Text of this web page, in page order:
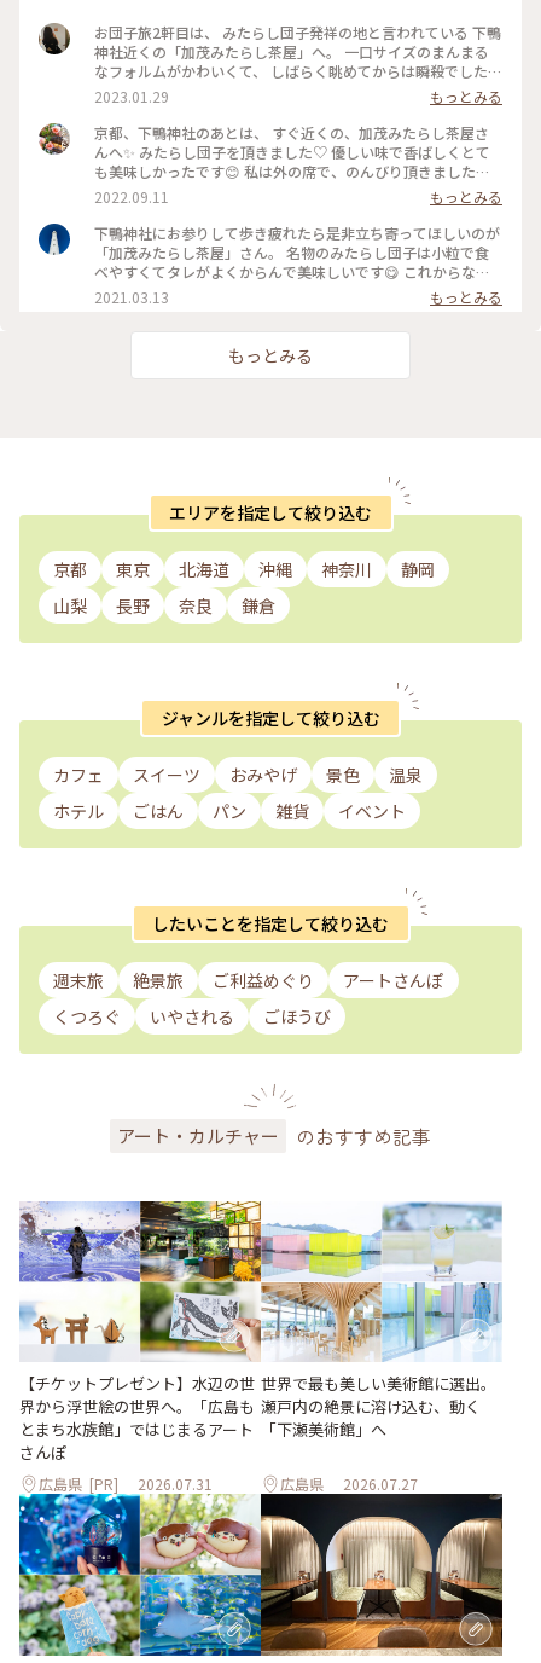
お団子旅2軒目は、 みたらし団子発祥の地と言われている 下鴨
神社近くの「加茂みたらし茶屋」へ。 一口サイズのまんまる
なフォルムがかわいくて、 しばらく眺めてからは瞬殺でした。
頭が飛び出てるのも愛らしい。 スプーンもついていて餡も余
すことなくいただきました。 そしてお団子旅は3軒目へ〜 #京
都 #みたらし団子 #下鴨神社 #Myことりっぷ
2023.01.29
もっとみる
京都、下鴨神社のあとは、 すぐ近くの、加茂みたらし茶屋さ
んへ✨ みたらし団子を頂きました♡ 優しい味で香ばしくとて
も美味しかったです😊 私は外の席で、のんびり頂きました🌿
ごちそうさまでした✨ #加茂みたらし茶屋 #みたらし団子 #加
茂みたらし団子 #下鴨神社 #京都 #スイーツ #和菓子 #私のこと
りっぷ2022 #Myことりっぷ
2022.09.11
もっとみる
下鴨神社にお参りして歩き疲れたら是非立ち寄ってほしいのが
「加茂みたらし茶屋」さん。 名物のみたらし団子は小粒で食
べやすくてタレがよくからんで美味しいです😋 これからなら
冷やした甘酒と一緒にいただくのも良いですよ✨
2021.03.13 もっとみる
もっとみる
エリアを指定して絞り込む
京都 東京 北海道 沖縄 神奈川
静岡
山梨
長野 奈良 鎌倉
ジャンルを指定して絞り込む
カフェ スイーツ おみやげ 景色
温泉
ホテル
ごはん パン 雑貨 イベント
したいことを指定して絞り込む
週末旅 絶景旅 ご利益めぐり
アートさんぽ
くつろぐ
いやされる ごほうび
アート・カルチャー のおすすめ記事
【チケットプレゼント】水辺の世
界から浮世絵の世界へ。「広島も
とまち水族館」ではじまるアート
さんぽ
広島県 [PR] 2026.07.31
世界で最も美しい美術館に選出。
瀬戸内の絶景に溶け込む、動く
「下瀬美術館」へ
広島県 2026.07.27